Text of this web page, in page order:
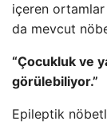
içeren
da mevcut
“Çocukluk ve
görülebiliyor.”
Epileptik